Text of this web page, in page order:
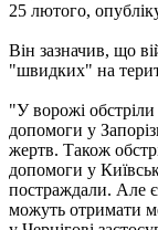
25 лютого,
Він зазначив, що
"швидких" на
"У ворожі
допомоги у
жертв. Також
допомоги у
постраждали. Але є
можуть отримати